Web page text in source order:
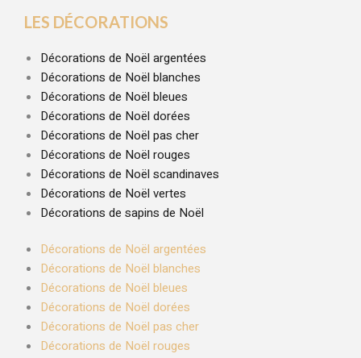
LES DÉCORATIONS
Décorations de Noël argentées
Décorations de Noël blanches
Décorations de Noël bleues
Décorations de Noël dorées
Décorations de Noël pas cher
Décorations de Noël rouges
Décorations de Noël scandinaves
Décorations de Noël vertes
Décorations de sapins de Noël
Décorations de Noël argentées
Décorations de Noël blanches
Décorations de Noël bleues
Décorations de Noël dorées
Décorations de Noël pas cher
Décorations de Noël rouges